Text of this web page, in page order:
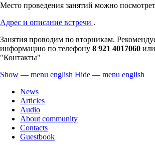
Место проведения занятий можно
Адрес и описание встречи .
Занятия проводим по вторникам.
информацию по телефону 8 921 4017060
"Контакты"
menu
english
Show — menu english Hide — menu english
News
Articles
Audio
About community
Contacts
Guestbook